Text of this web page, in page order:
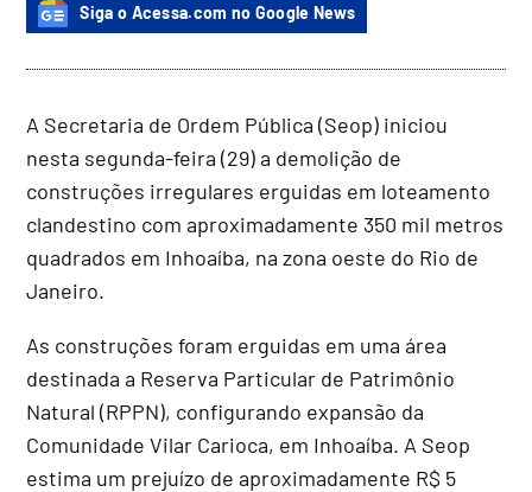
Siga o Acessa.com no Google News
A Secretaria de Ordem Pública (Seop) iniciou
nesta segunda-feira (29) a demolição de
construções irregulares erguidas em loteamento
clandestino com aproximadamente 350 mil metros
quadrados em Inhoaíba, na zona oeste do Rio de
Janeiro.
As construções foram erguidas em uma área
destinada a Reserva Particular de Patrimônio
Natural (RPPN), configurando expansão da
Comunidade Vilar Carioca, em Inhoaíba. A Seop
estima um prejuízo de aproximadamente R$ 5